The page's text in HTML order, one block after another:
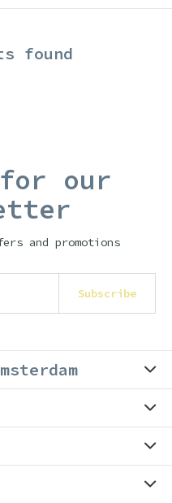
found
our
and promotions
Subscribe